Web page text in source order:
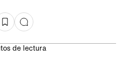
de lectura